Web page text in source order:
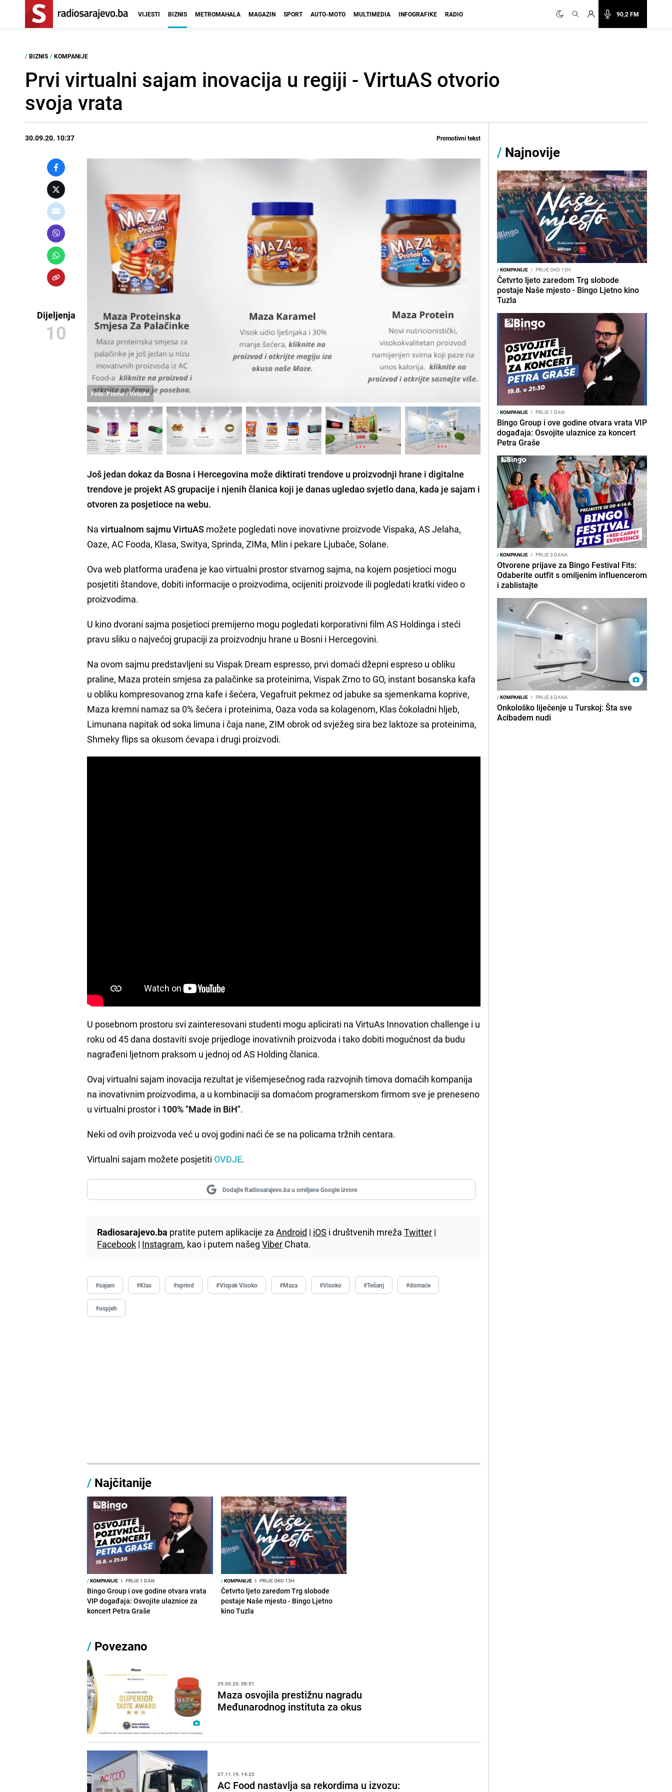
90,2 FM
VIJESTI BIZNIS METROMAHALA MAGAZIN SPORT AUTO-MOTO MULTIMEDIA INFOGRAFIKE RADIO
/ BIZNIS / KOMPANIJE
Prvi virtualni sajam inovacija u regiji - VirtuAS otvorio
svoja vrata
30.09.20. 10:37 Promotivni tekst
Dijeljenja
10
Foto: Promo / VirtuAs
Još jedan dokaz da Bosna i Hercegovina može diktirati trendove u proizvodnji hrane i digitalne
trendove je projektAS grupacije i njenih članica koji je danas ugledao svjetlo dana, kada je sajam i
otvoren za posjetioce na webu.
Navirtualnom sajmu VirtuAS možete pogledati nove inovativne proizvode Vispaka, AS Jelaha,
Oaze, AC Fooda, Klasa, Switya, Sprinda, ZIMa, Mlin i pekare Ljubače, Solane.
Ova web platforma urađena je kao virtualni prostor stvarnog sajma, na kojem posjetioci mogu
posjetiti štandove, dobiti informacije o proizvodima, ocijeniti proizvode ili pogledati kratki video o
proizvodima.
U kino dvorani sajma posjetioci premijerno mogu pogledati korporativni film AS Holdinga i steći
pravu sliku o najvećoj grupaciji za proizvodnju hrane u Bosni i Hercegovini.
Na ovom sajmu predstavljeni su Vispak Dream espresso, prvi domaći džepni espreso u obliku
praline, Maza protein smjesa za palačinke sa proteinima, Vispak Zrno to GO, instant bosanska kafa
u obliku kompresovanog zrna kafe i šećera, Vegafruit pekmez od jabuke sa sjemenkama koprive,
Maza kremni namaz sa 0% šećera i proteinima, Oaza voda sa kolagenom, Klas čokoladni hljeb,
Limunana napitak od soka limuna i čaja nane, ZIM obrok od svježeg sira bez laktoze sa proteinima,
Shmeky flips sa okusom ćevapa i drugi proizvodi.
U posebnom prostoru svi zainteresovani studenti mogu aplicirati na VirtuAs Innovation challenge i u
roku od 45 dana dostaviti svoje prijedloge inovativnih proizvoda i tako dobiti mogućnost da budu
nagrađeni ljetnom praksom u jednoj od AS Holding članica.
Ovaj virtualni sajam inovacija rezultat je višemjesečnog rada razvojnih timova domaćih kompanija
na inovativnim proizvodima, a u kombinaciji sa domaćom programerskom firmom sve je preneseno
u virtualni prostor i 100% "Made in BiH".
Neki od ovih proizvoda već u ovoj godini naći će se na policama tržnih centara.
Virtualni sajam možete posjetiti OVDJE.
Dodajte Radiosarajevo.ba u omiljene Google izvore
Radiosarajevo.ba pratite putem aplikacije zaAndroid | iOS i društvenih mrežaTwitter |
Facebook | Instagram, kao i putem našegViber Chata.
#sajam #Klas #sprind #Vispak Visoko #Maza #Visoko #Tešanj #domaće
#uspjeh
/ Najčitanije
/KOMPANIJE I PRIJE 1 DAN
Bingo Group i ove godine otvara vrata
VIP događaja: Osvojite ulaznice za
koncert Petra Graše
/KOMPANIJE I PRIJE OKO 13H
Četvrto ljeto zaredom Trg slobode
postaje Naše mjesto - Bingo Ljetno
kino Tuzla
/ Povezano
29.05.20. 08:51
Maza osvojila prestižnu nagradu
Međunarodnog instituta za okus
27.11.19. 14:22
AC Food nastavlja sa rekordima u izvozu:
/ Najnovije
/KOMPANIJE I PRIJE OKO 13H
Četvrto ljeto zaredom Trg slobode
postaje Naše mjesto - Bingo Ljetno kino
Tuzla
/KOMPANIJE I PRIJE 1 DAN
Bingo Group i ove godine otvara vrata VIP
događaja: Osvojite ulaznice za koncert
Petra Graše
/KOMPANIJE I PRIJE 3 DANA
Otvorene prijave za Bingo Festival Fits:
Odaberite outfit s omiljenim influencerom
i zablistajte
/KOMPANIJE I PRIJE 4 DANA
Onkološko liječenje u Turskoj: Šta sve
Acibadem nudi